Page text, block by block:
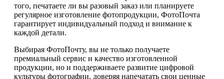
того, печатаете ли вы разовый заказ или планируете
регулярное изготовление фотопродукции, ФотоПочта
гарантирует индивидуальный подход и внимание к
каждой детали.
Выбирая ФотоПочту, вы не только получаете
премиальный сервис и качество изготовленной
продукции, но и поддерживаете развитие цифровой
культуры фотографии, доверяя напечатать свои ценные